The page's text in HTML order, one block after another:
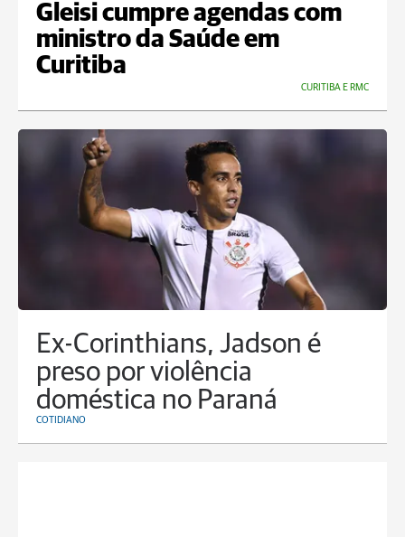
Gleisi cumpre agendas com
ministro da Saúde em
Curitiba
CURITIBA E RMC
Ex-Corinthians, Jadson é
preso por violência
doméstica no Paraná
COTIDIANO